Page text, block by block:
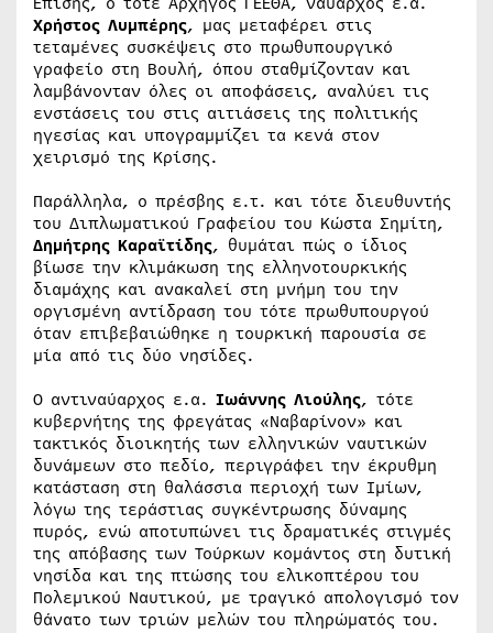
Χρήστος Λυμπέρης, μας μεταφέρει στις
τεταμένες συσκέψεις στο πρωθυπουργικό
γραφείο στη Βουλή, όπου σταθμίζονταν και
λαμβάνονταν όλες οι αποφάσεις, αναλύει τις
ενστάσεις του στις αιτιάσεις της πολιτικής
ηγεσίας και υπογραμμίζει τα κενά στον
χειρισμό της Κρίσης.
Παράλληλα, ο πρέσβης ε.τ. και τότε διευθυντής
του Διπλωματικού Γραφείου του Κώστα Σημίτη,
Δημήτρης Καραϊτίδης, θυμάται πώς ο ίδιος
βίωσε την κλιμάκωση της ελληνοτουρκικής
διαμάχης και ανακαλεί στη μνήμη του την
οργισμένη αντίδραση του τότε πρωθυπουργού
όταν επιβεβαιώθηκε η τουρκική παρουσία σε
μία από τις δύο νησίδες.
Ο αντιναύαρχος ε.α. Ιωάννης Λιούλης, τότε
κυβερνήτης της φρεγάτας «Ναβαρίνον» και
τακτικός διοικητής των ελληνικών ναυτικών
δυνάμεων στο πεδίο, περιγράφει την έκρυθμη
κατάσταση στη θαλάσσια περιοχή των Ιμίων,
λόγω της τεράστιας συγκέντρωσης δύναμης
πυρός, ενώ αποτυπώνει τις δραματικές στιγμές
της απόβασης των Τούρκων κομάντος στη δυτική
νησίδα και της πτώσης του ελικοπτέρου του
Πολεμικού Ναυτικού, με τραγικό απολογισμό τον
θάνατο των τριών μελών του πληρώματός του.